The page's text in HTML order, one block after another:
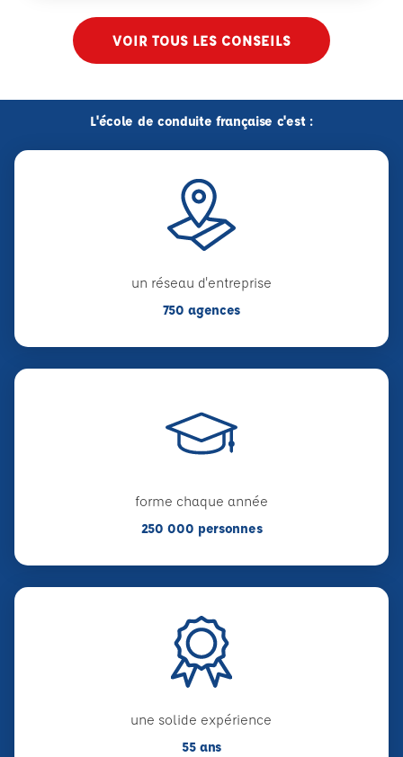
VOIR TOUS LES CONSEILS
L'école de conduite française c'est :
un réseau d'entreprise
750 agences
forme chaque année
250 000 personnes
une solide expérience
55 ans